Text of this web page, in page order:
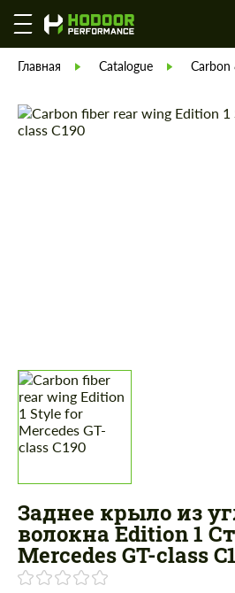
Главная Catalogue Carbon
Заднее крыло из
волокна Edition 1
Mercedes GT-class